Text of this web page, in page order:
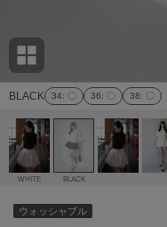
ョン雑貨 (865)
/ランジェリー (127)
ェア (121)
(124)
Ame no chi Hare
アメノチハレ
AMOMMA
アモマ
ánuans
アニュアンス
ànuke
アンヌーク
BLACK 34: 〇 36: 〇 38: 〇
WHITE BLACK
ウォッシャブル